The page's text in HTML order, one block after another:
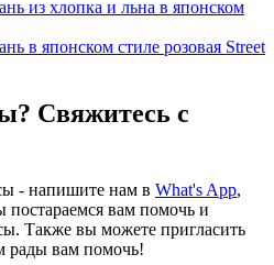
из хлопка и льна в японском
в японском стиле розовая Street
Свяжитесь с
- напишите нам в What's App,
вам помочь и
Также вы можете пригласить
рады вам помочь!